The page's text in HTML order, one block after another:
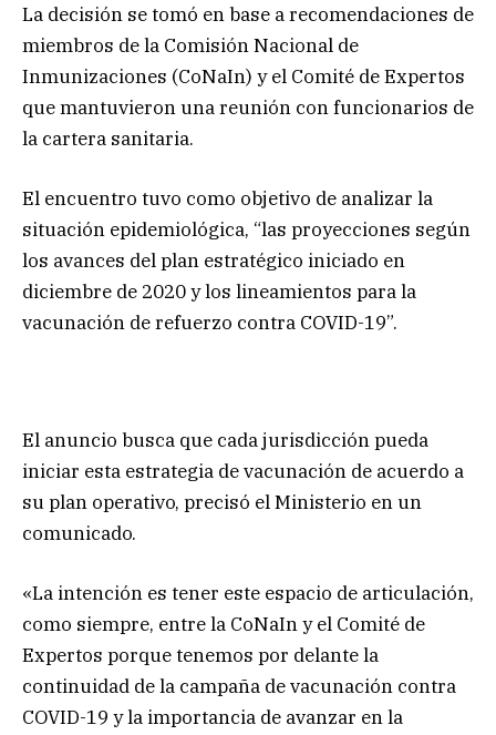
La decisión se tomó en base a recomendaciones de
miembros de la Comisión Nacional de
Inmunizaciones (CoNaIn) y el Comité de Expertos
que mantuvieron una reunión con funcionarios de
la cartera sanitaria.
El encuentro tuvo como objetivo de analizar la
situación epidemiológica, “las proyecciones según
los avances del plan estratégico iniciado en
diciembre de 2020 y los lineamientos para la
vacunación de refuerzo contra COVID-19”.
El anuncio busca que cada jurisdicción pueda
iniciar esta estrategia de vacunación de acuerdo a
su plan operativo, precisó el Ministerio en un
comunicado.
«La intención es tener este espacio de articulación,
como siempre, entre la CoNaIn y el Comité de
Expertos porque tenemos por delante la
continuidad de la campaña de vacunación contra
COVID-19 y la importancia de avanzar en la